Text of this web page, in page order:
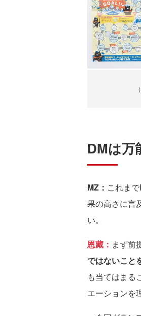
DMは万
MZ： これま
果の高さに言
い。
恩藏： まず前
ではないこと
も当てはまる
エーションを